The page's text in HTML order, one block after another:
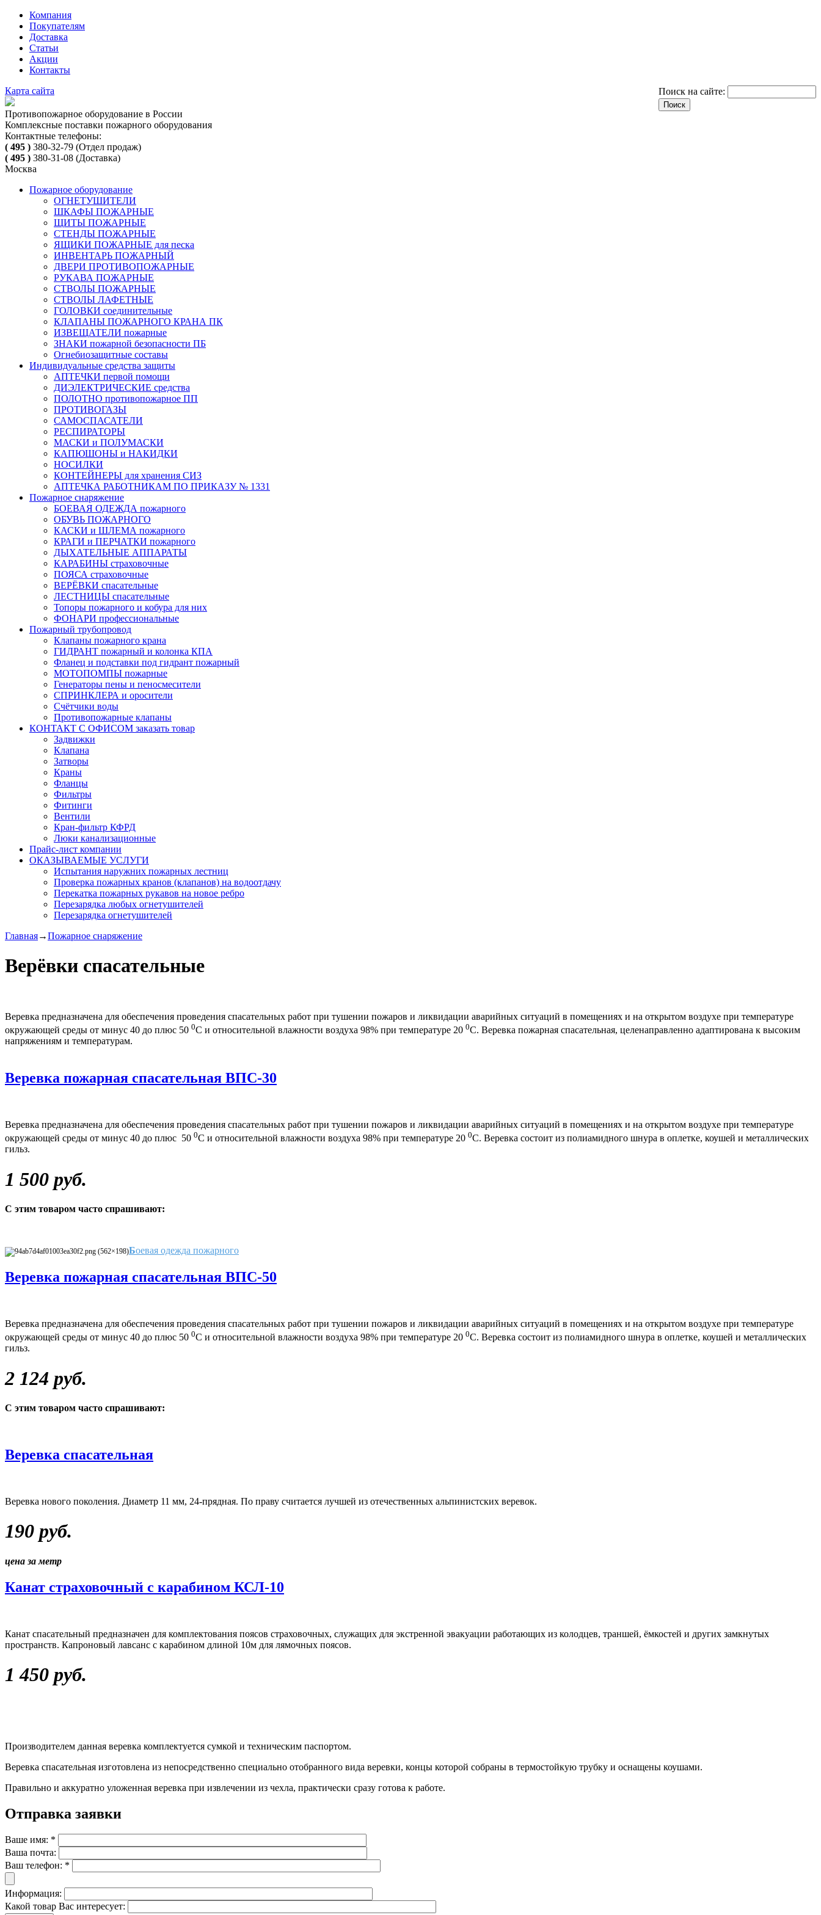
Компания
Покупателям
Доставка
Статьи
Акции
Контакты
Поиск на сайте:
Карта сайта
Противопожарное оборудование в России
Комплексные поставки пожарного оборудования
Контактные телефоны:
( 495 ) 380-32-79 (Отдел продаж)
( 495 ) 380-31-08 (Доставка)
Москва
Пожарное оборудование
ОГНЕТУШИТЕЛИ
ШКАФЫ ПОЖАРНЫЕ
ЩИТЫ ПОЖАРНЫЕ
СТЕНДЫ ПОЖАРНЫЕ
ЯЩИКИ ПОЖАРНЫЕ для песка
ИНВЕНТАРЬ ПОЖАРНЫЙ
ДВЕРИ ПРОТИВОПОЖАРНЫЕ
РУКАВА ПОЖАРНЫЕ
СТВОЛЫ ПОЖАРНЫЕ
СТВОЛЫ ЛАФЕТНЫЕ
ГОЛОВКИ соединительные
КЛАПАНЫ ПОЖАРНОГО КРАНА ПК
ИЗВЕЩАТЕЛИ пожарные
ЗНАКИ пожарной безопасности ПБ
Огнебиозащитные составы
Индивидуальные средства защиты
АПТЕЧКИ первой помощи
ДИЭЛЕКТРИЧЕСКИЕ средства
ПОЛОТНО противопожарное ПП
ПРОТИВОГАЗЫ
САМОСПАСАТЕЛИ
РЕСПИРАТОРЫ
МАСКИ и ПОЛУМАСКИ
КАПЮШОНЫ и НАКИДКИ
НОСИЛКИ
КОНТЕЙНЕРЫ для хранения СИЗ
АПТЕЧКА РАБОТНИКАМ ПО ПРИКАЗУ № 1331
Пожарное снаряжение
БОЕВАЯ ОДЕЖДА пожарного
ОБУВЬ ПОЖАРНОГО
КАСКИ и ШЛЕМА пожарного
КРАГИ и ПЕРЧАТКИ пожарного
ДЫХАТЕЛЬНЫЕ АППАРАТЫ
КАРАБИНЫ страховочные
ПОЯСА страховочные
ВЕРЁВКИ спасательные
ЛЕСТНИЦЫ спасательные
Топоры пожарного и кобура для них
ФОНАРИ профессиональные
Пожарный трубопровод
Клапаны пожарного крана
ГИДРАНТ пожарный и колонка КПА
Фланец и подставки под гидрант пожарный
МОТОПОМПЫ пожарные
Генераторы пены и пеносмесители
СПРИНКЛЕРА и оросители
Счётчики воды
Противопожарные клапаны
КОНТАКТ С ОФИСОМ заказать товар
Задвижки
Клапана
Затворы
Краны
Фланцы
Фильтры
Фитинги
Вентили
Кран-фильтр КФРД
Люки канализационные
Прайс-лист компании
ОКАЗЫВАЕМЫЕ УСЛУГИ
Испытания наружних пожарных лестниц
Проверка пожарных кранов (клапанов) на водоотдачу
Перекатка пожарных рукавов на новое ребро
Перезарядка любых огнетушителей
Перезарядка огнетушителей
Главная→Пожарное снаряжение
Верёвки спасательные
Веревка предназначена для обеспечения проведения спасательных работ при тушении пожаров и ликвидации аварийных ситуаций в помещениях и на открытом воздухе при температуре
окружающей среды от минус 40 до плюс 50 0С и относительной влажности воздуха 98% при температуре 20 0С. Веревка пожарная спасательная, целенаправленно адаптирована к высоким
напряжениям и температурам.
Веревка пожарная спасательная ВПС-30
Веревка предназначена для обеспечения проведения спасательных работ при тушении пожаров и ликвидации аварийных ситуаций в помещениях и на открытом воздухе при температуре
окружающей среды от минус 40 до плюс 50 0С и относительной влажности воздуха 98% при температуре 20 0С. Веревка состоит из полиамидного шнура в оплетке, коушей и металлических
гильз.
1 500 руб.
С этим товаром часто спрашивают:
Боевая одежда пожарного
Веревка пожарная спасательная ВПС-50
Веревка предназначена для обеспечения проведения спасательных работ при тушении пожаров и ликвидации аварийных ситуаций в помещениях и на открытом воздухе при температуре
окружающей среды от минус 40 до плюс 50 0С и относительной влажности воздуха 98% при температуре 20 0С. Веревка состоит из полиамидного шнура в оплетке, коушей и металлических
гильз.
2 124 руб.
С этим товаром часто спрашивают:
Веревка спасательная
Веревка нового поколения. Диаметр 11 мм, 24-прядная. По праву считается лучшей из отечественных альпинистских веревок.
190 руб.
цена за метр
Канат страховочный с карабином КСЛ-10
Канат спасательный предназначен для комплектования поясов страховочных, служащих для экстренной эвакуации работающих из колодцев, траншей, ёмкостей и других замкнутых
пространств. Капроновый лавсанс с карабином длиной 10м для лямочных поясов.
1 450 руб.
Производителем данная веревка комплектуется сумкой и техническим паспортом.
Веревка спасательная изготовлена из непосредственно специально отобранного вида веревки, концы которой собраны в термостойкую трубку и оснащены коушами.
Правильно и аккуратно уложенная веревка при извлечении из чехла, практически сразу готова к работе.
Отправка заявки
Ваше имя: *
Ваша почта:
Ваш телефон: *
Информация:
Какой товар Вас интересует: